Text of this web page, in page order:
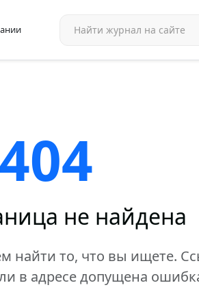
404
не найдена
найти то, что вы ищете.
в адресе допущена